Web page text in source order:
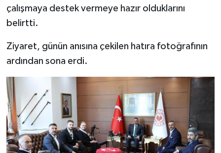
çalışmaya destek vermeye hazır olduklarını
belirtti.
Ziyaret, günün anısına çekilen hatıra fotoğrafının
ardından sona erdi.